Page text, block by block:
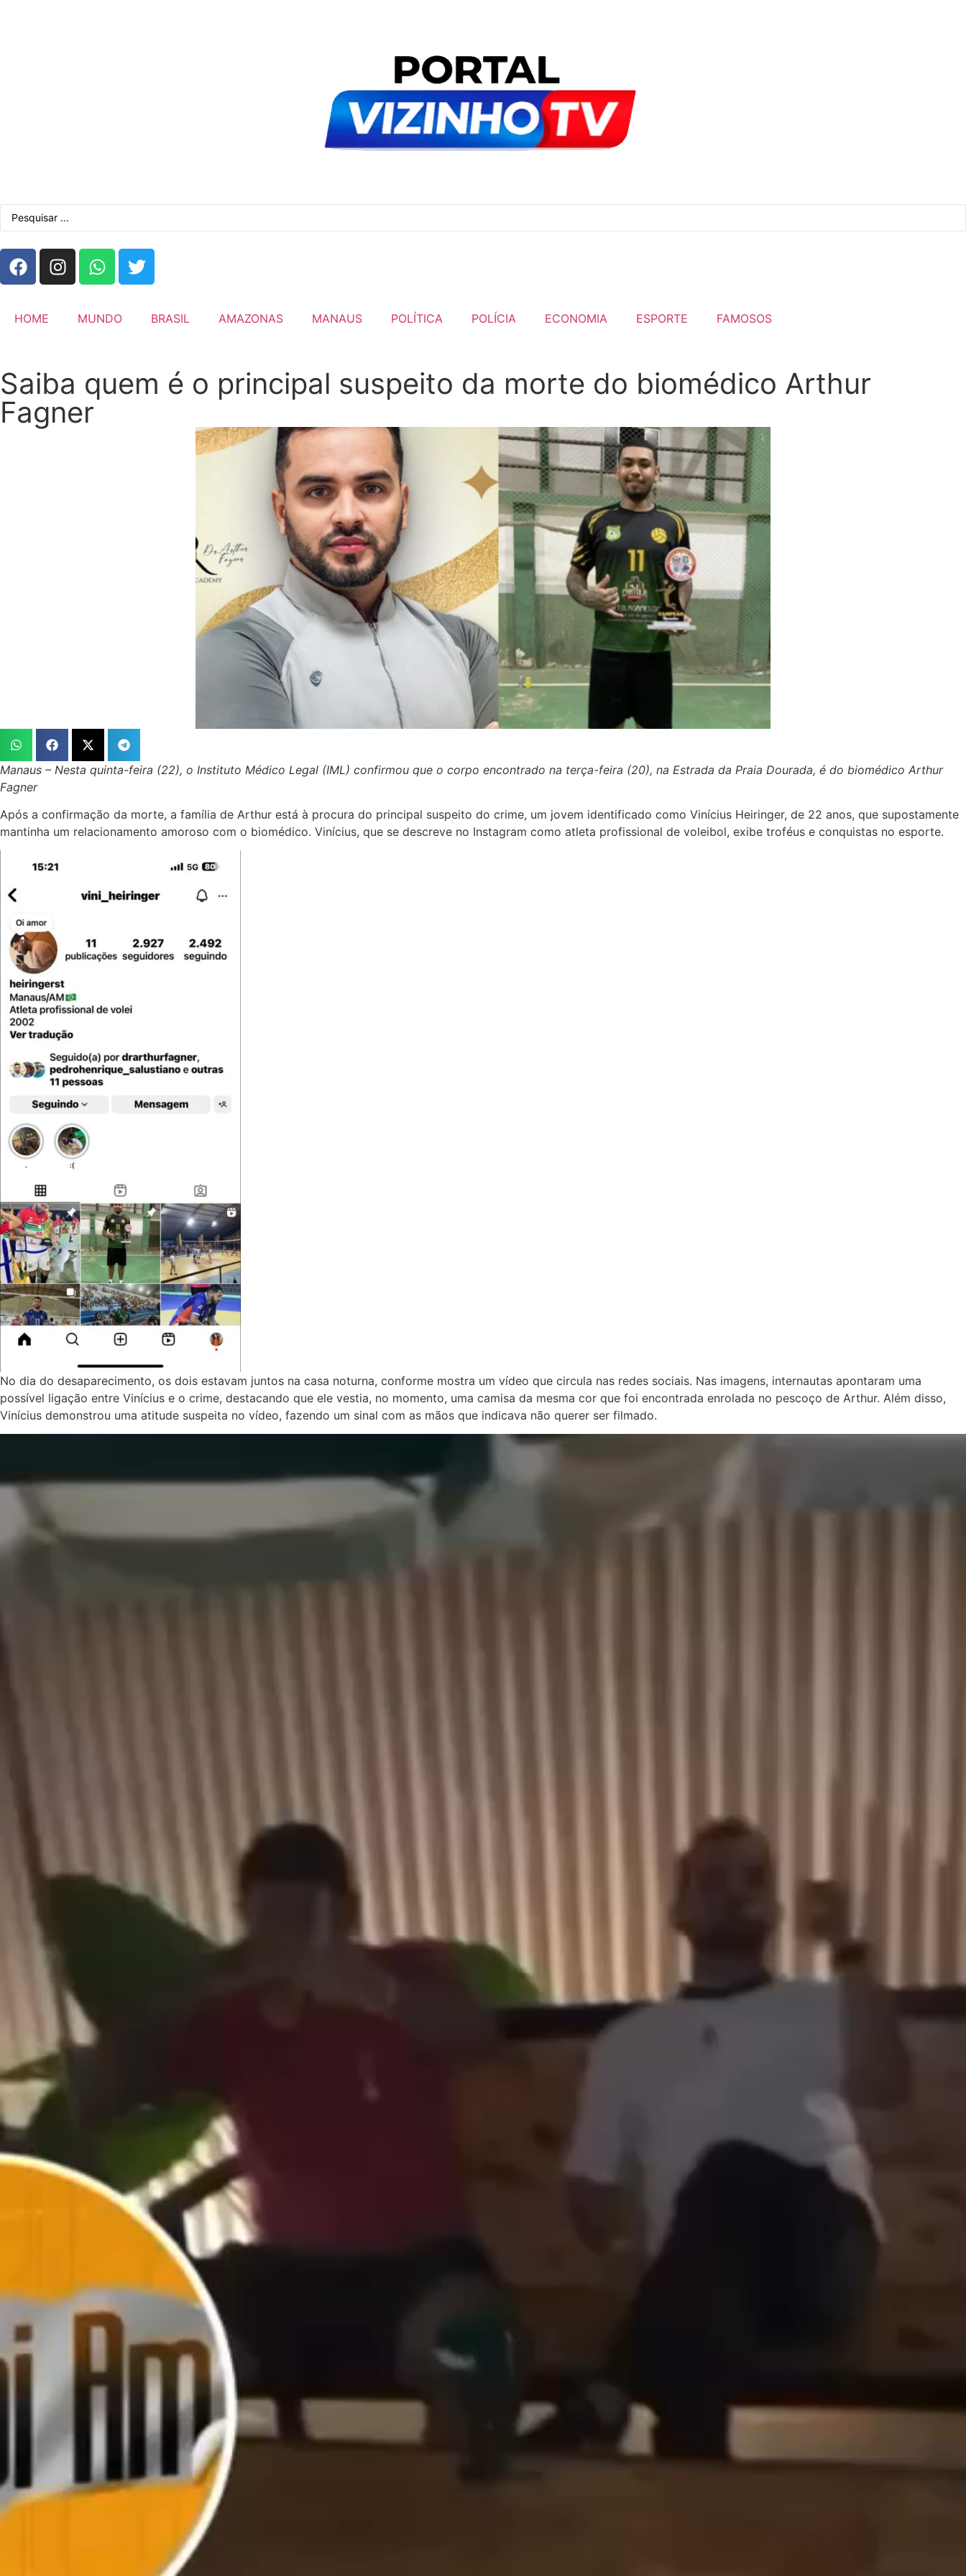
HOME MUNDO BRASIL AMAZONAS MANAUS POLÍTICA POLÍCIA ECONOMIA ESPORTE FAMOSOS
Saiba quem é o principal suspeito da morte do biomédico Arthur
Fagner
Manaus – Nesta quinta-feira (22), o Instituto Médico Legal (IML) confirmou que o corpo encontrado na terça-feira (20), na Estrada da Praia Dourada, é do biomédico Arthur
Fagner
Após a confirmação da morte, a família de Arthur está à procura do principal suspeito do crime, um jovem identificado como Vinícius Heiringer, de 22 anos, que supostamente
mantinha um relacionamento amoroso com o biomédico. Vinícius, que se descreve no Instagram como atleta profissional de voleibol, exibe troféus e conquistas no esporte.
No dia do desaparecimento, os dois estavam juntos na casa noturna, conforme mostra um vídeo que circula nas redes sociais. Nas imagens, internautas apontaram uma
possível ligação entre Vinícius e o crime, destacando que ele vestia, no momento, uma camisa da mesma cor que foi encontrada enrolada no pescoço de Arthur. Além disso,
Vinícius demonstrou uma atitude suspeita no vídeo, fazendo um sinal com as mãos que indicava não querer ser filmado.